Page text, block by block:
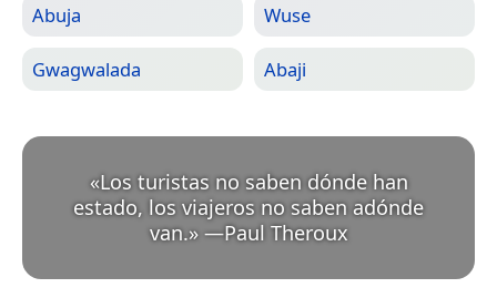
Abuja Wuse
Gwagwalada Abaji
«Los turistas no saben dónde han
estado, los viajeros no saben adónde
van.» —Paul Theroux